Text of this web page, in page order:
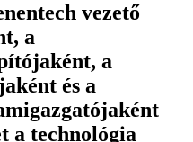
vezető
a
a
és a
a technológia